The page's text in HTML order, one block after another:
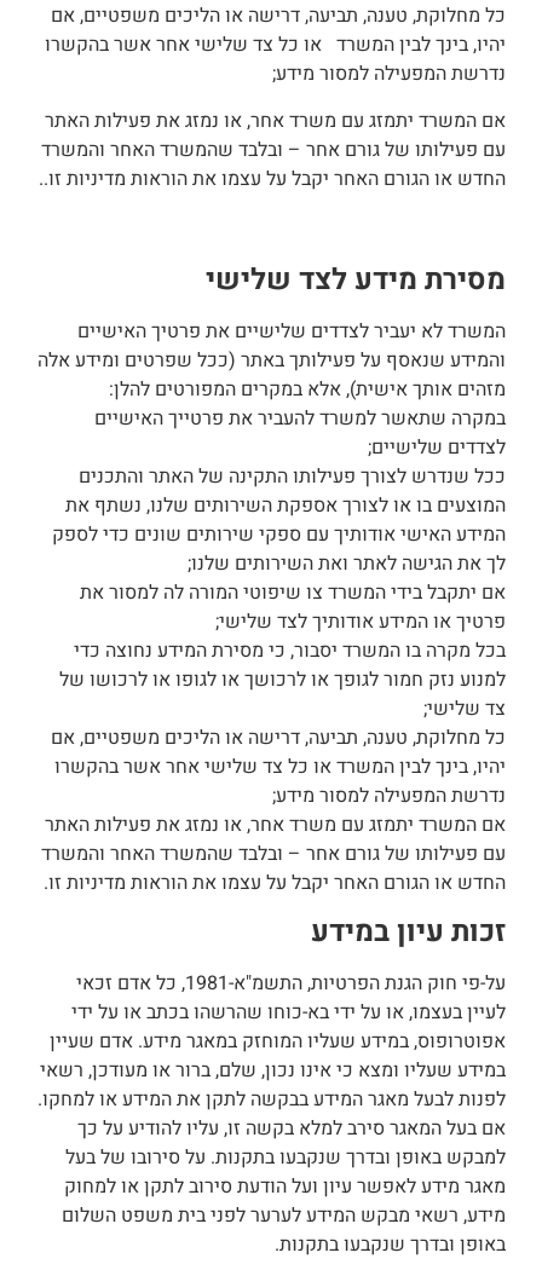
כל מחלוקת, טענה, תביעה, דרישה או הליכים משפטיים, אם
יהיו, בינך לבין המשרד או כל צד שלישי אחר אשר בהקשרו
נדרשת המפעילה למסור מידע;
אם המשרד יתמזג עם משרד אחר, או נמזג את פעילות האתר
עם פעילותו של גורם אחר – ובלבד שהמשרד האחר והמשרד
החדש או הגורם האחר יקבל על עצמו את הוראות מדיניות זו..
מסירת מידע לצד שלישי
המשרד לא יעביר לצדדים שלישיים את פרטיך האישיים
והמידע שנאסף על פעילותך באתר (ככל שפרטים ומידע אלה
מזהים אותך אישית), אלא במקרים המפורטים להלן:
במקרה שתאשר למשרד להעביר את פרטייך האישיים
לצדדים שלישיים;
ככל שנדרש לצורך פעילותו התקינה של האתר והתכנים
המוצעים בו או לצורך אספקת השירותים שלנו, נשתף את
המידע האישי אודותיך עם ספקי שירותים שונים כדי לספק
לך את הגישה לאתר ואת השירותים שלנו;
אם יתקבל בידי המשרד צו שיפוטי המורה לה למסור את
פרטיך או המידע אודותיך לצד שלישי;
בכל מקרה בו המשרד יסבור, כי מסירת המידע נחוצה כדי
למנוע נזק חמור לגופך או לרכושך או לגופו או לרכושו של
צד שלישי;
כל מחלוקת, טענה, תביעה, דרישה או הליכים משפטיים, אם
יהיו, בינך לבין המשרד או כל צד שלישי אחר אשר בהקשרו
נדרשת המפעילה למסור מידע;
אם המשרד יתמזג עם משרד אחר, או נמזג את פעילות האתר
עם פעילותו של גורם אחר – ובלבד שהמשרד האחר והמשרד
החדש או הגורם האחר יקבל על עצמו את הוראות מדיניות זו.
זכות עיון במידע
על-פי חוק הגנת הפרטיות, התשמ"א-1981, כל אדם זכאי
לעיין בעצמו, או על ידי בא-כוחו שהרשהו בכתב או על ידי
אפוטרופוס, במידע שעליו המוחזק במאגר מידע. אדם שעיין
במידע שעליו ומצא כי אינו נכון, שלם, ברור או מעודכן, רשאי
לפנות לבעל מאגר המידע בבקשה לתקן את המידע או למחקו.
אם בעל המאגר סירב למלא בקשה זו, עליו להודיע על כך
למבקש באופן ובדרך שנקבעו בתקנות. על סירובו של בעל
מאגר מידע לאפשר עיון ועל הודעת סירוב לתקן או למחוק
מידע, רשאי מבקש המידע לערער לפני בית משפט השלום
באופן ובדרך שנקבעו בתקנות.